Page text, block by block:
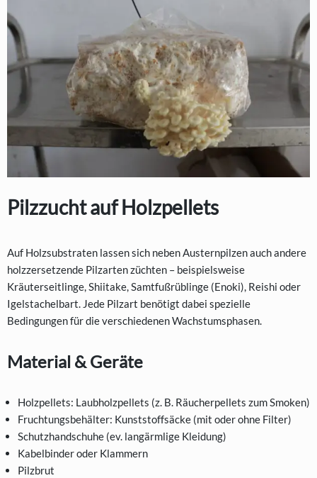
Pilzzucht auf Holzpellets
Auf Holzsubstraten lassen sich neben Austernpilzen auch andere
holzzersetzende Pilzarten züchten – beispielsweise
Kräuterseitlinge, Shiitake, Samtfußrüblinge (Enoki), Reishi oder
Igelstachelbart. Jede Pilzart benötigt dabei spezielle
Bedingungen für die verschiedenen Wachstumsphasen.
Material & Geräte
Holzpellets: Laubholzpellets (z. B. Räucherpellets zum Smoken)
Fruchtungsbehälter: Kunststoffsäcke (mit oder ohne Filter)
Schutzhandschuhe (ev. langärmlige Kleidung)
Kabelbinder oder Klammern
Pilzbrut